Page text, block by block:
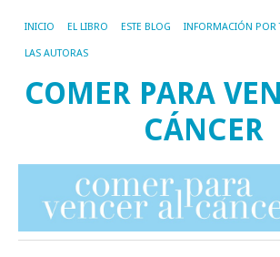
INICIO EL LIBRO ESTE BLOG INFORMACIÓN POR
LAS AUTORAS
COMER PARA
CÁNCER